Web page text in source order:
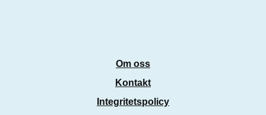
Om oss
Kontakt
Integritetspolicy